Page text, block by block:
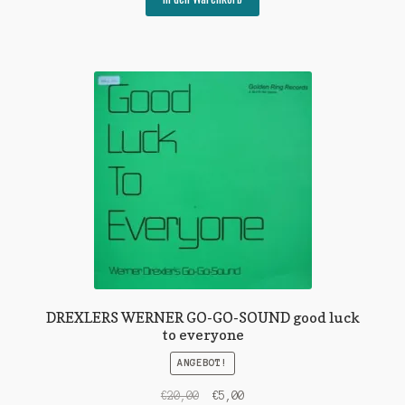
€12,00€3,00.
DREXLERS WERNER GO-GO-SOUND good luck
to everyone
ANGEBOT!
€20,00
Ursprünglicher
€5,00Aktueller